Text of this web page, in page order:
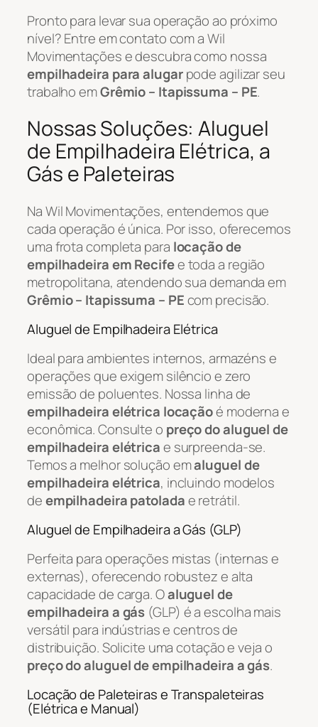
Pronto para levar sua operação ao próximo
nível? Entre em contato com a Wil
Movimentações e descubra como nossa
empilhadeira para alugarpode agilizar seu
trabalho emGrêmio – Itapissuma – PE.
Nossas Soluções: Aluguel
de Empilhadeira Elétrica, a
Gás e Paleteiras
Na Wil Movimentações, entendemos que
cada operação é única. Por isso, oferecemos
uma frota completa para locação de
empilhadeira em Recifee toda a região
metropolitana, atendendo sua demanda em
Grêmio – Itapissuma – PEcom precisão.
Aluguel de Empilhadeira Elétrica
Ideal para ambientes internos, armazéns e
operações que exigem silêncio e zero
emissão de poluentes. Nossa linha de
empilhadeira elétrica locaçãoé moderna e
econômica. Consulte o preço do aluguel de
empilhadeira elétricae surpreenda-se.
Temos a melhor solução emaluguel de
empilhadeira elétrica, incluindo modelos
deempilhadeira patoladae retrátil.
Aluguel de Empilhadeira a Gás (GLP)
Perfeita para operações mistas (internas e
externas), oferecendo robustez e alta
capacidade de carga. Oaluguel de
empilhadeira a gás (GLP) é a escolha mais
versátil para indústrias e centros de
distribuição. Solicite uma cotação e veja o
preço do aluguel de empilhadeira a gás.
Locação de Paleteiras e Transpaleteiras
(Elétrica e Manual)